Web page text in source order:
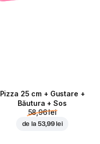
Pizza 25 cm + Gustare +
Băutura + Sos
58,96 lei
de la 53,99 lei